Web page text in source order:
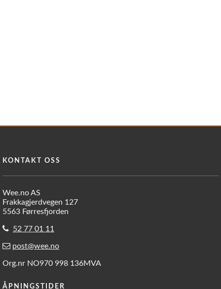
KONTAKT OSS
Wee.no AS
Frakkagjerdvegen 127
5563 Førresfjorden
52 77 01 11
post@wee.no
Org.nr NO970 998 136MVA
ÅPNINGSTIDER